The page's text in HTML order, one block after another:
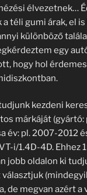
élvezetnek…
téli gumi árak, el
különböző
egy
hogy hol
kezdeni
márkáját (gyártó:
év: pl. 2007-2012
i/1.4D-4D. Ehhez
jobb oldalon ki
de megvan azért a